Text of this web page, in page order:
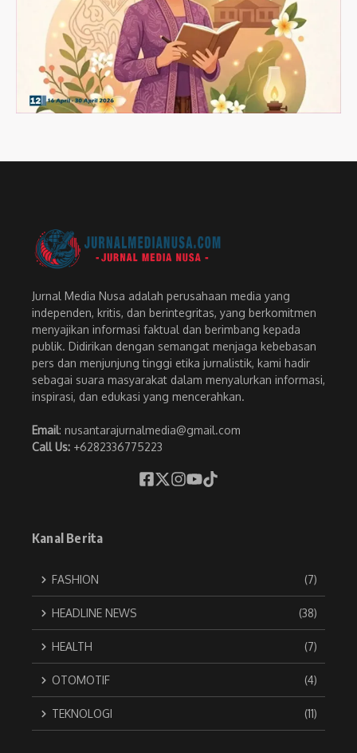
Jurnal Media Nusa adalah perusahaan media yang
independen, kritis, dan berintegritas, yang berkomitmen
menyajikan informasi faktual dan berimbang kepada
publik. Didirikan dengan semangat menjaga kebebasan
pers dan menjunjung tinggi etika jurnalistik, kami hadir
sebagai suara masyarakat dalam menyalurkan informasi,
inspirasi, dan edukasi yang mencerahkan.
Email: nusantarajurnalmedia@gmail.com
Call Us: +6282336775223
Kanal Berita
FASHION (7)
HEADLINE NEWS (38)
HEALTH (7)
OTOMOTIF (4)
TEKNOLOGI (11)